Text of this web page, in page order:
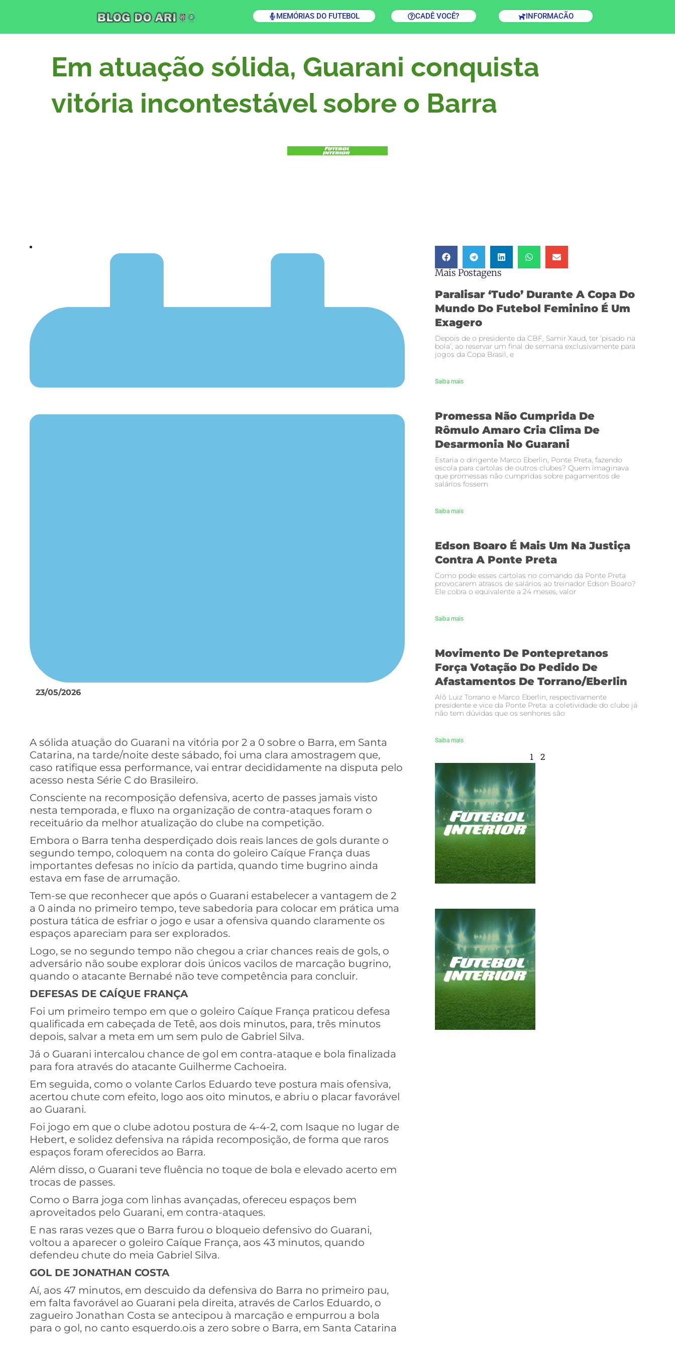
MEMÓRIAS DO FUTEBOL CADÊ VOCÊ? INFORMACÃO
Em atuação sólida, Guarani conquista
vitória incontestável sobre o Barra
23/05/2026
A sólida atuação do Guarani na vitória por 2 a 0 sobre o Barra, em Santa
Catarina, na tarde/noite deste sábado, foi uma clara amostragem que,
caso ratifique essa performance, vai entrar decididamente na disputa pelo
acesso nesta Série C do Brasileiro.
Consciente na recomposição defensiva, acerto de passes jamais visto
nesta temporada, e fluxo na organização de contra-ataques foram o
receituário da melhor atualização do clube na competição.
Embora o Barra tenha desperdiçado dois reais lances de gols durante o
segundo tempo, coloquem na conta do goleiro Caíque França duas
importantes defesas no início da partida, quando time bugrino ainda
estava em fase de arrumação.
Tem-se que reconhecer que após o Guarani estabelecer a vantagem de 2
a 0 ainda no primeiro tempo, teve sabedoria para colocar em prática uma
postura tática de esfriar o jogo e usar a ofensiva quando claramente os
espaços apareciam para ser explorados.
Logo, se no segundo tempo não chegou a criar chances reais de gols, o
adversário não soube explorar dois únicos vacilos de marcação bugrino,
quando o atacante Bernabé não teve competência para concluir.
DEFESAS DE CAÍQUE FRANÇA
Foi um primeiro tempo em que o goleiro Caíque França praticou defesa
qualificada em cabeçada de Tetê, aos dois minutos, para, três minutos
depois, salvar a meta em um sem pulo de Gabriel Silva.
Já o Guarani intercalou chance de gol em contra-ataque e bola finalizada
para fora através do atacante Guilherme Cachoeira.
Em seguida, como o volante Carlos Eduardo teve postura mais ofensiva,
acertou chute com efeito, logo aos oito minutos, e abriu o placar favorável
ao Guarani.
Foi jogo em que o clube adotou postura de 4-4-2, com Isaque no lugar de
Hebert, e solidez defensiva na rápida recomposição, de forma que raros
espaços foram oferecidos ao Barra.
Além disso, o Guarani teve fluência no toque de bola e elevado acerto em
trocas de passes.
Como o Barra joga com linhas avançadas, ofereceu espaços bem
aproveitados pelo Guarani, em contra-ataques.
E nas raras vezes que o Barra furou o bloqueio defensivo do Guarani,
voltou a aparecer o goleiro Caíque França, aos 43 minutos, quando
defendeu chute do meia Gabriel Silva.
GOL DE JONATHAN COSTA
Aí, aos 47 minutos, em descuido da defensiva do Barra no primeiro pau,
em falta favorável ao Guarani pela direita, através de Carlos Eduardo, o
zagueiro Jonathan Costa se antecipou à marcação e empurrou a bola
para o gol, no canto esquerdo.ois a zero sobre o Barra, em Santa Catarina
Mais Postagens
Paralisar ‘tudo’ Durante A Copa Do
Mundo Do Futebol Feminino É Um
Exagero
Depois de o presidente da CBF, Samir Xaud, ter ‘pisado na
bola’, ao reservar um final de semana exclusivamente para
jogos da Copa Brasil, e
Saiba mais
Promessa Não Cumprida De
Rômulo Amaro Cria Clima De
Desarmonia No Guarani
Estaria o dirigente Marco Eberlin, Ponte Preta, fazendo
escola para cartolas de outros clubes? Quem imaginava
que promessas não cumpridas sobre pagamentos de
salários fossem
Saiba mais
Edson Boaro É Mais Um Na Justiça
Contra A Ponte Preta
Como pode esses cartolas no comando da Ponte Preta
provocarem atrasos de salários ao treinador Edson Boaro?
Ele cobra o equivalente a 24 meses, valor
Saiba mais
Movimento De Pontepretanos
Força Votação Do Pedido De
Afastamentos De Torrano/Eberlin
Alô Luiz Torrano e Marco Eberlin, respectivamente
presidente e vice da Ponte Preta: a coletividade do clube já
não tem dúvidas que os senhores são
Saiba mais
1 2